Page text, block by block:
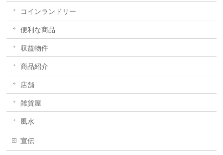
コインランドリー
便利な商品
収益物件
商品紹介
店舗
雑貨屋
風水
宣伝